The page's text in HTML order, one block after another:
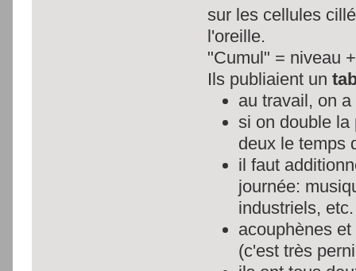
sur les cellules
l'oreille.
"Cumul" = niveau
Ils publiaient un
au travail, on
si on double la
deux le temps
il faut
journée:
industriels, etc.
acouphènes
(c'est très